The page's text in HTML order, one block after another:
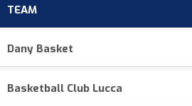
TEAM
Dany Basket
Basketball Club Lucca